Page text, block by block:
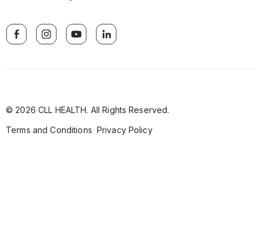
© 2026 CLL HEALTH. All Rights Reserved.
Terms and Conditions Privacy Policy